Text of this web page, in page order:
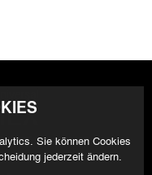
Sie können Cookies
jederzeit ändern.